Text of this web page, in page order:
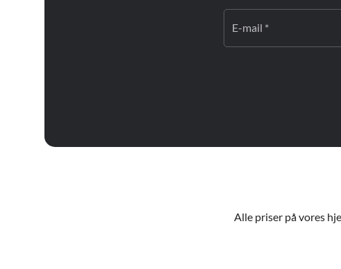
E-mail *
Alle priser på vores